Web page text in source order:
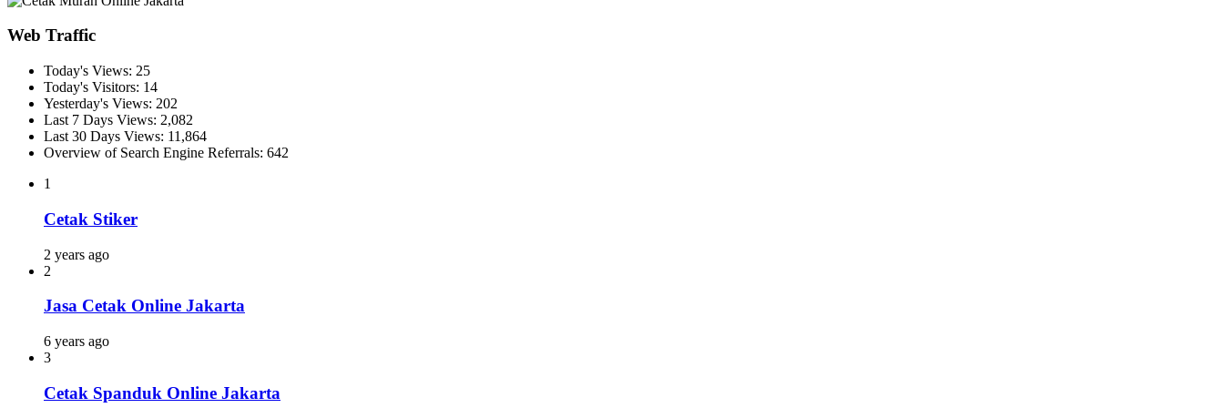
Web Traffic
Today's Views: 25
Today's Visitors: 14
Yesterday's Views: 202
Last 7 Days Views: 2,082
Last 30 Days Views: 11,864
Overview of Search Engine Referrals: 642
1
Cetak Stiker
2 years ago
2
Jasa Cetak Online Jakarta
6 years ago
3
Cetak Spanduk Online Jakarta